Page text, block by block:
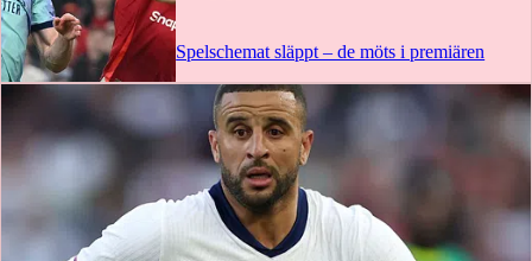
Spelschemat släppt – de möts i premiären